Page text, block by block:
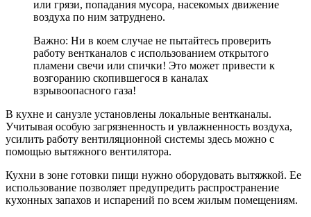
или грязи, попадания мусора, насекомых движение
воздуха по ним затруднено.
Важно: Ни в коем случае не пытайтесь проверить
работу вентканалов с использованием открытого
пламени свечи или спички! Это может привести к
возгоранию скопившегося в каналах
взрывоопасного газа!
В кухне и санузле установлены локальные вентканалы.
Учитывая особую загрязненность и увлажненность воздуха,
усилить работу вентиляционной системы здесь можно с
помощью вытяжного вентилятора.
Кухни в зоне готовки пищи нужно оборудовать вытяжкой. Ее
использование позволяет предупредить распространение
кухонных запахов и испарений по всем жилым помещениям.